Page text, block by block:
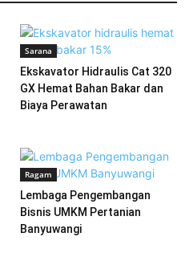
Sarana
Ekskavator Hidraulis Cat 320
GX Hemat Bahan Bakar dan
Biaya Perawatan
Ragam
Lembaga Pengembangan
Bisnis UMKM Pertanian
Banyuwangi